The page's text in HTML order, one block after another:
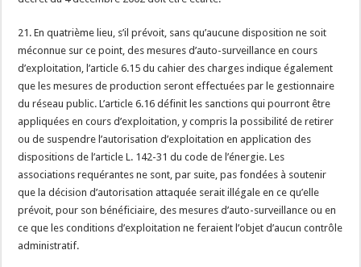
21. En quatrième lieu, s’il prévoit, sans qu’aucune disposition ne soit
méconnue sur ce point, des mesures d’auto-surveillance en cours
d’exploitation, l’article 6.15 du cahier des charges indique également
que les mesures de production seront effectuées par le gestionnaire
du réseau public. L’article 6.16 définit les sanctions qui pourront être
appliquées en cours d’exploitation, y compris la possibilité de retirer
ou de suspendre l’autorisation d’exploitation en application des
dispositions de l’article L. 142-31 du code de l’énergie. Les
associations requérantes ne sont, par suite, pas fondées à soutenir
que la décision d’autorisation attaquée serait illégale en ce qu’elle
prévoit, pour son bénéficiaire, des mesures d’auto-surveillance ou en
ce que les conditions d’exploitation ne feraient l’objet d’aucun contrôle
administratif.